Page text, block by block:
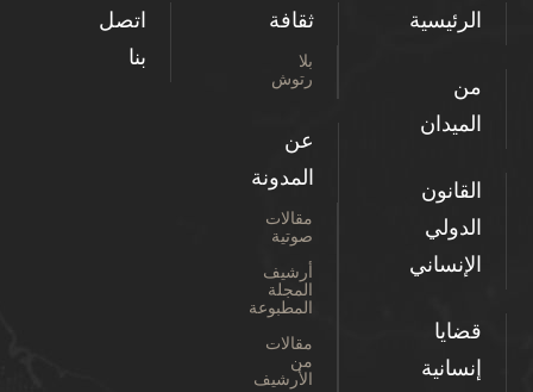
الرئيسية
من
الميدان
القانون
الدولي
الإنساني
قضايا
إنسانية
ثقافة
بلا
رتوش
عن
المدونة
مقالات
صوتية
أرشيف
المجلة
المطبوعة
مقالات
من
الأرشيف
اتصل
بنا